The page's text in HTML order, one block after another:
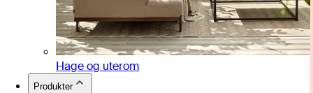
Hage og uterom
Produkter